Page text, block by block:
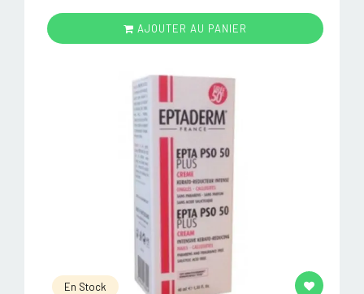
AJOUTER AU PANIER
En Stock